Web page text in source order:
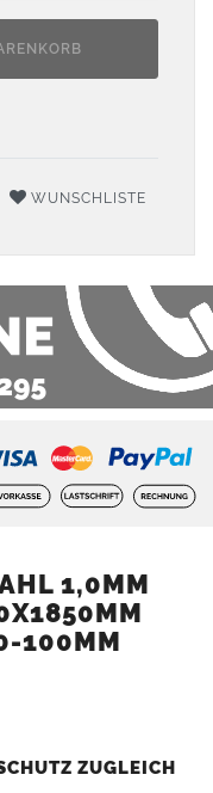
WUNSCHLISTE
1,0MM
(
Ü
ZUGLEICH